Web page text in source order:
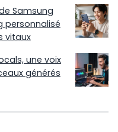
Samsung
personnalisé
vitaux
une voix
générés